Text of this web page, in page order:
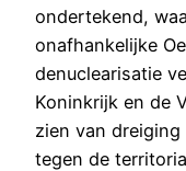
ondertekend,
onafhankelijke
denuclearisatie
Koninkrijk en de
zien van
tegen de